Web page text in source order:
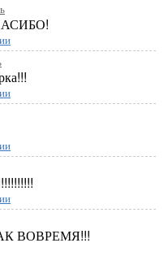
ВОВРЕМЯ!!!